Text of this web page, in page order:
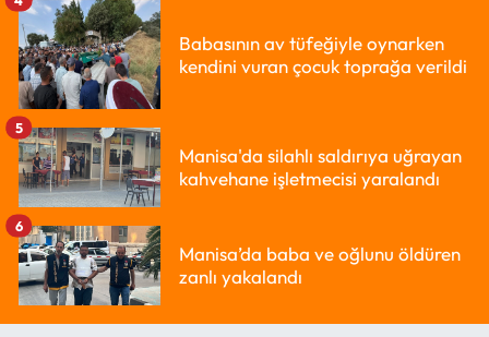
Babasının av tüfeğiyle oynarken
kendini vuran çocuk toprağa verildi
Manisa'da silahlı saldırıya uğrayan
kahvehane işletmecisi yaralandı
5
Manisa’da baba ve oğlunu öldüren
zanlı yakalandı
6